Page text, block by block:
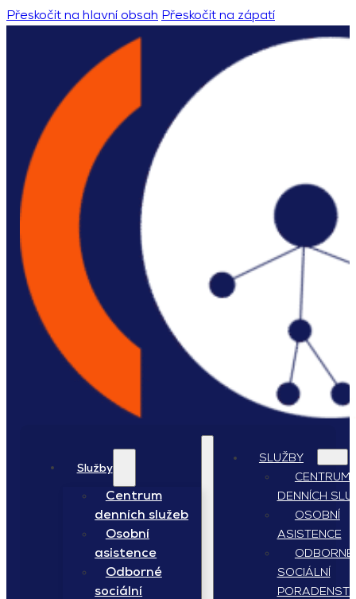
Přeskočit na hlavní obsah Přeskočit na zápatí
Služby
Centrum
denních služeb
Osobní
asistence
Odborné
sociální
SLUŽBY
CENTRUM
DENNÍCH
OSOBNÍ
ASISTENCE
ODBORNÉ
SOCIÁLNÍ